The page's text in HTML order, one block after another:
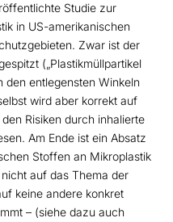
Studie zur
in US-amerikanischen
Zwar ist der
(„Plastikmüllpartikel
den entlegensten Winkeln
wird aber korrekt auf
Risiken durch inhalierte
Am Ende ist ein Absatz
Stoffen an Mikroplastik
auf das Thema der
keine andere konkret
– (siehe dazu auch